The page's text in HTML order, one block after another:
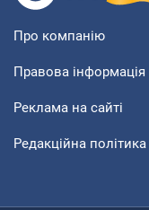
Про компанію
Правова інформація
Реклама на сайті
Редакційна політика